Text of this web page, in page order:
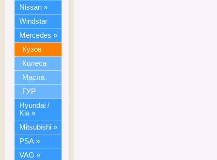
Nissan »
Windstar
Mercedes »
Кузов
Колеса
Масла
ГУР
Hyundai /
Kia »
Mitsubishi »
PSA »
VAG »